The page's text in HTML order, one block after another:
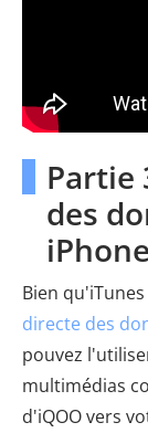
Partie
des
Bien
directe des
pouvez
multimédias
d'iQOO vers